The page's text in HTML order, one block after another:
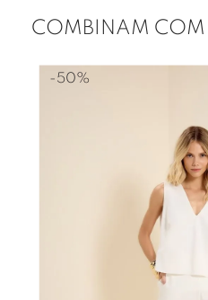
COMBINAM COM
-50%